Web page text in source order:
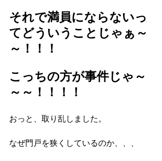
それで満員にならないっ
てどういうことじゃぁ～
～！！！
こっちの方が事件じゃ～
～～！！！！
おっと、取り乱しました。
なぜ門戸を狭くしているのか、、、